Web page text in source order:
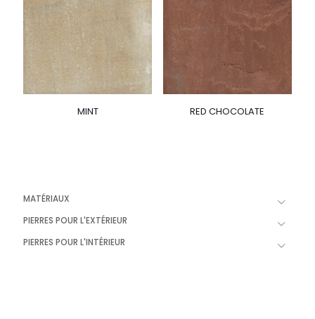
MINT RED CHOCOLATE
MATÉRIAUX
PIERRES POUR L'EXTÉRIEUR
PIERRES POUR L'INTÉRIEUR